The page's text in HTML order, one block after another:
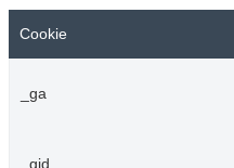
Cookie
_ga
_gid